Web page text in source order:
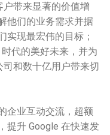
带来显著的价值增
他们的业务需求并据
实现最宏伟的目标；
代的美好未来，并为
和数十亿用户带来切
企业互动交流，超额
提升 Google 在快速发